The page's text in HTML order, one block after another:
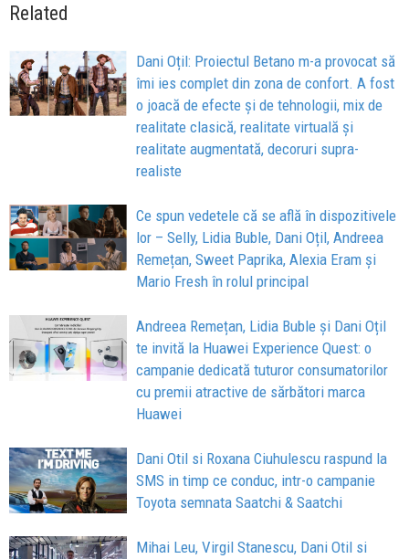
Related
Dani Oțil: Proiectul Betano m-a provocat să
îmi ies complet din zona de confort. A fost
o joacă de efecte și de tehnologii, mix de
realitate clasică, realitate virtuală și
realitate augmentată, decoruri supra-
realiste
Ce spun vedetele că se află în dispozitivele
lor – Selly, Lidia Buble, Dani Oțil, Andreea
Remețan, Sweet Paprika, Alexia Eram și
Mario Fresh în rolul principal
Andreea Remețan, Lidia Buble și Dani Oțil
te invită la Huawei Experience Quest: o
campanie dedicată tuturor consumatorilor
cu premii atractive de sărbători marca
Huawei
Dani Otil si Roxana Ciuhulescu raspund la
SMS in timp ce conduc, intr-o campanie
Toyota semnata Saatchi & Saatchi
Mihai Leu, Virgil Stanescu, Dani Otil si